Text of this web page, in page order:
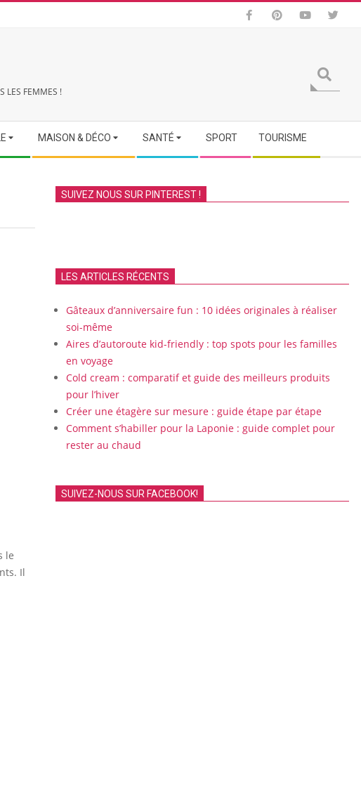
LES FEMMES !
MAISON & DÉCO SANTÉ SPORT TOURISME
le
Il
SUIVEZ NOUS SUR PINTEREST !
LES ARTICLES RÉCENTS
Gâteaux d’anniversaire fun : 10 idées originales à réaliser
soi-même
Aires d’autoroute kid-friendly : top spots pour les familles
en voyage
Cold cream : comparatif et guide des meilleurs produits
pour l’hiver
Créer une étagère sur mesure : guide étape par étape
Comment s’habiller pour la Laponie : guide complet pour
rester au chaud
SUIVEZ-NOUS SUR FACEBOOK!